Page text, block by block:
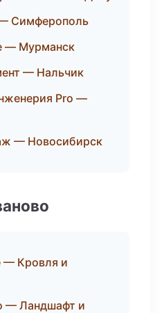
Симферополь
— Мурманск
— Нальчик
Pro —
— Новосибирск
— Кровля и
— Ландшафт и